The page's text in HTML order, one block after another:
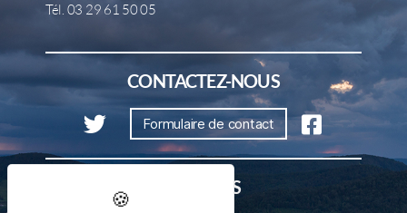
Tél. 03 29 61 50 05
CONTACTEZ-NOUS
Formulaire de contact
HORAIRES